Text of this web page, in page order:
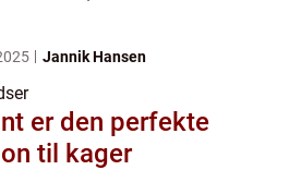
Jannik Hansen
er den perfekte
til kager